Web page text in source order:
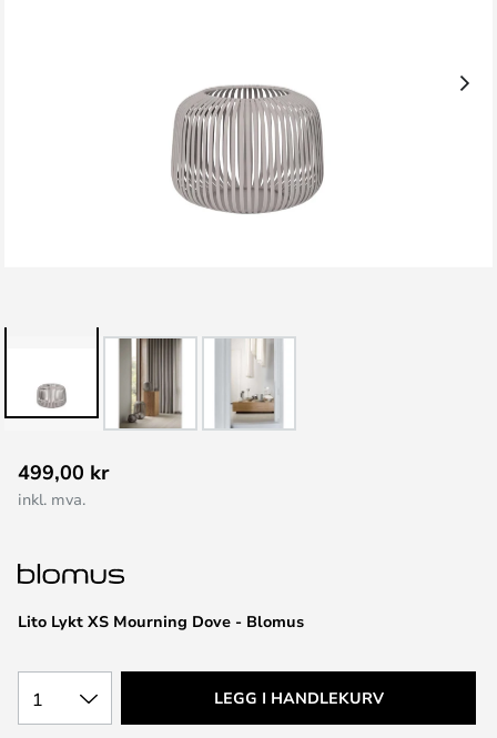
til
begynnelsen
bildegalleri
Lito Lykt XS Mourning Dove - Blomus
499,00 kr
inkl. mva.
1 LEGG I HANDLEKURV